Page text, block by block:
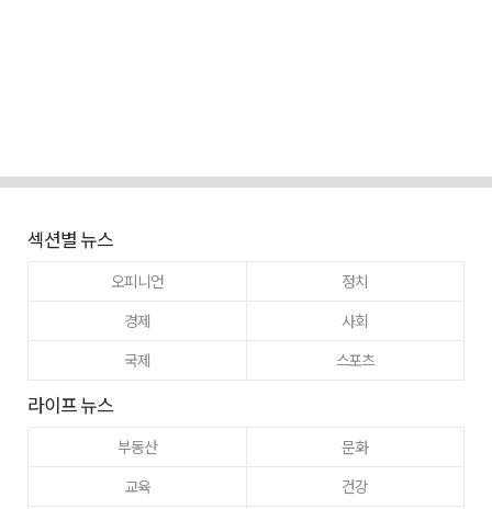
섹션별 뉴스
오피니언
정치
경제
사회
국제
스포츠
라이프 뉴스
부동산
문화
교육
건강